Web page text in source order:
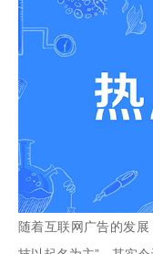
随着互联网广告的发